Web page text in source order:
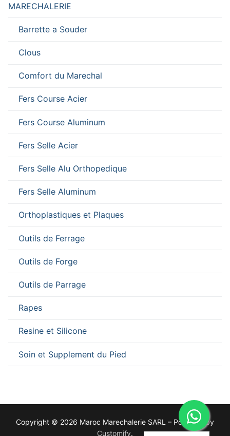
MARECHALERIE
Barrette a Souder
Clous
Comfort du Marechal
Fers Course Acier
Fers Course Aluminum
Fers Selle Acier
Fers Selle Alu Orthopedique
Fers Selle Aluminum
Orthoplastiques et Plaques
Outils de Ferrage
Outils de Forge
Outils de Parrage
Rapes
Resine et Silicone
Soin et Supplement du Pied
Copyright © 2026 Maroc Marechalerie SARL – Powered by
Customify.